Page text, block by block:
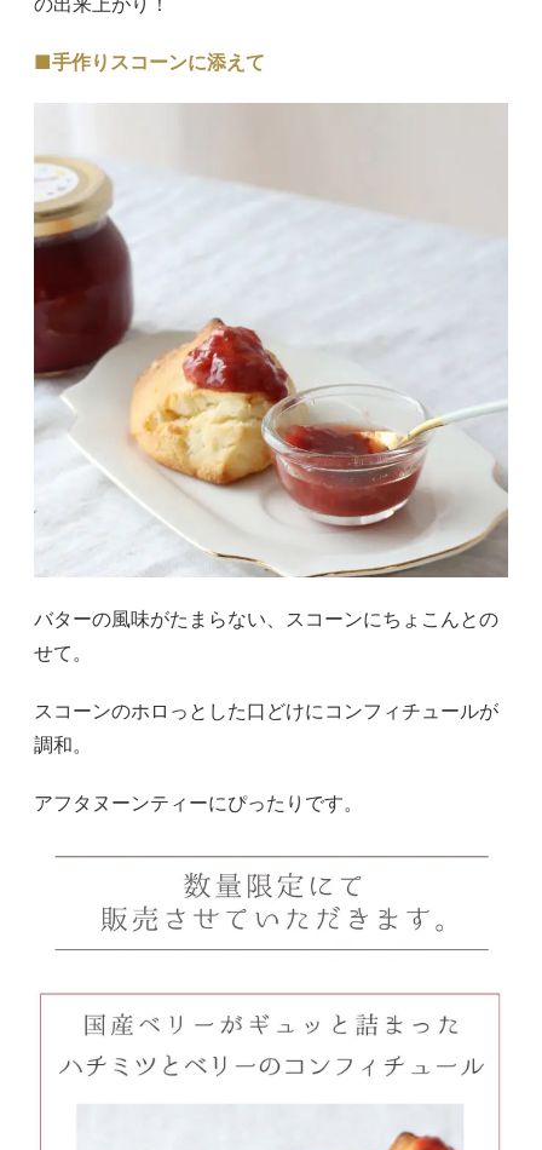
■手作りスコーンに添えて
バターの風味がたまらない、スコーンにちょこんとの
せて。
スコーンのホロっとした口どけにコンフィチュールが
調和。
アフタヌーンティーにぴったりです。